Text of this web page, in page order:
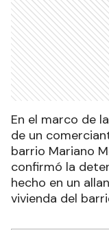
En el marco de
de un
barrio Mariano
confirmó la
hecho en un
vivienda del